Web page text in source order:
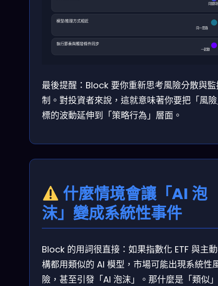
同類特
模型/推理方式相近
同一思路
執行節奏與觸發條件同步
一起動
最後提醒：Block 要你重新思考風險分散與
制。對投資者來說，這就意味著你要把「風
標的波動延伸到「策略行為」層面。
什麼情境會讓「AI 泡
沫」變成系統性事件
Block 的用詞很直接：如果指數化 ETF 與主
構都用類似的 AI 模型，市場可能出現系統性
險，甚至引發「AI 泡沫」。那什麼是「類似